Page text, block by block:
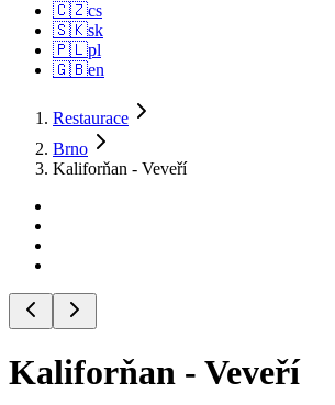
🇨🇿cs
🇸🇰sk
🇵🇱pl
🇬🇧en
Restaurace
Brno
Kaliforňan - Veveří
Kaliforňan - Veveří